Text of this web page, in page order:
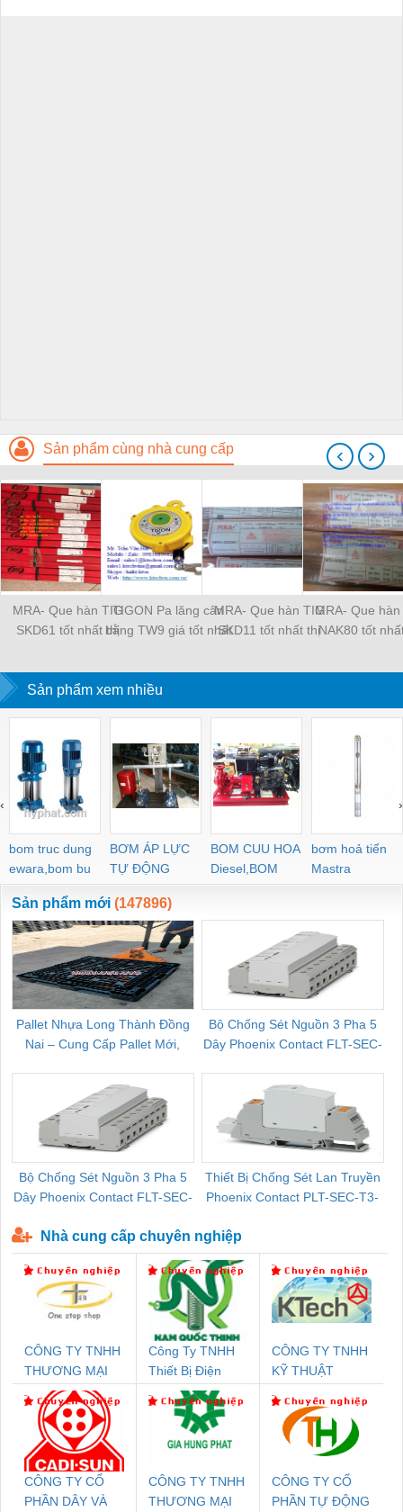
Sản phẩm cùng nhà cung cấp
MRA- Que hàn TIG
SKD61 tốt nhất thị
TIGON Pa lăng cân
bằng TW9 giá tốt nhất
MRA- Que hàn TIG
SKD11 tốt nhất thị
MRA- Que hàn
NAK80 tốt
‹ ›
Sản phẩm xem nhiều
bom truc dung
ewara,bom bu
ewara
BƠM ÁP LỰC
TỰ ĐỘNG
BOM CUU HOA
Diesel,BOM
CHUA CHAY
bơm hoả tiển
Mastra
‹ ›
Sản phẩm mới (147896)
Pallet Nhựa Long Thành Đồng
Nai – Cung Cấp Pallet Mới,
Bộ Chống Sét Nguồn 3 Pha 5
Dây Phoenix Contact FLT-SEC-
Bộ Chống Sét Nguồn 3 Pha 5
Dây Phoenix Contact FLT-SEC-
Thiết Bị Chống Sét Lan Truyền
Phoenix Contact PLT-SEC-T3-
Nhà cung cấp chuyên nghiệp
CÔNG TY TNHH
THƯƠNG MẠI
THIÊN ÂN VIỆT
NAM
Công Ty TNHH
Thiết Bị Điện
Nam Quốc Thịnh
CÔNG TY TNHH
KỸ THUẬT
NAM
CÔNG TY CỔ
PHẦN DÂY VÀ
CÔNG TY TNHH
THƯƠNG MẠI
CÔNG TY CỔ
PHẦN TỰ ĐỘNG